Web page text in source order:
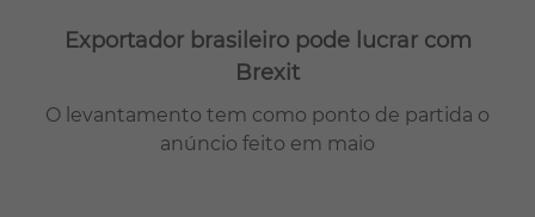
Exportador brasileiro pode lucrar com
Brexit
O levantamento tem como ponto de partida o
anúncio feito em maio